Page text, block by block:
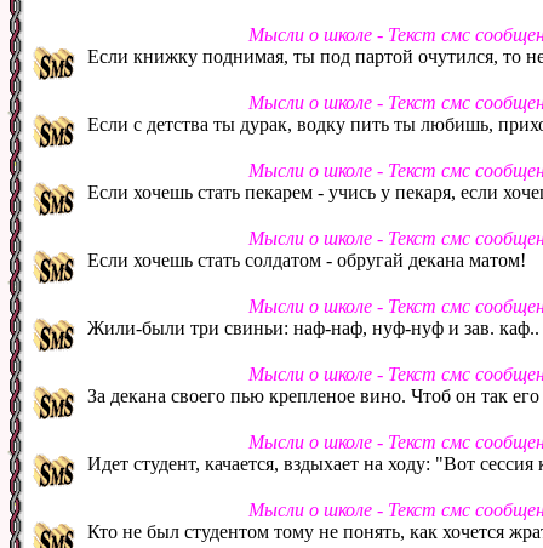
Мысли о школе - Текст смс
Если книжку поднимая, ты под партой очутился, то
Мысли о школе - Текст смс
Если с детства ты дурак, водку пить ты любишь,
Мысли о школе - Текст смс
Если хочешь стать пекарем - учись у пекаря, если
Мысли о школе - Текст смс
Если хочешь стать солдатом - обругай декана матом!
Мысли о школе - Текст смс
Жили-были три свиньи: наф-наф, нуф-нуф и зав. каф..
Мысли о школе - Текст смс
За декана своего пью крепленое вино. Чтоб он так
Мысли о школе - Текст смс
Идет студент, качается, вздыхает на ходу: "Вот
Мысли о школе - Текст смс
Кто не был студентом тому не понять, как хочется